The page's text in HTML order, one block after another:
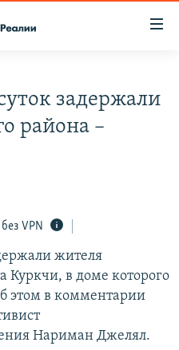
СОПРОТИВЛЕНИЯ
задержали
района –
VPN
жителя
Куркчи, в доме которого
этом в комментарии
Нариман Джелял.